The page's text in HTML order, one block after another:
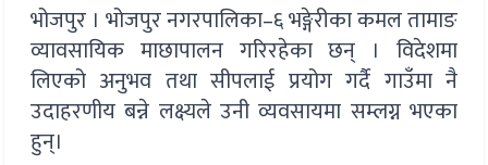
भोजपुर । भोजपुर नगरपालिका–६ भङ्गेरीका कमल तामाङ
व्यावसायिक माछापालन गरिरहेका छन् । विदेशमा
लिएको अनुभव तथा सीपलाई प्रयोग गर्दै गाउँमा नै
उदाहरणीय बन्ने लक्ष्यले उनी व्यवसायमा सम्लग्न भएका
हुन्।